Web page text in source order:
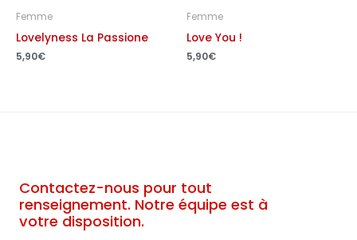
Femme
Lovelyness La Passione
5,90€
Femme
Love You !
5,90€
Contactez-nous pour tout
renseignement. Notre équipe est à
votre disposition.